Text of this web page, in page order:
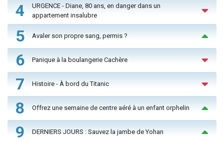
4
URGENCE - Diane, 80 ans, en danger dans un
appartement insalubre
5 Avaler son propre sang, permis ?
6 Panique à la boulangerie Cachère
7 Histoire - À bord du Titanic
8 Offrez une semaine de centre aéré à un enfant orphelin
9 DERNIERS JOURS : Sauvez la jambe de Yohan